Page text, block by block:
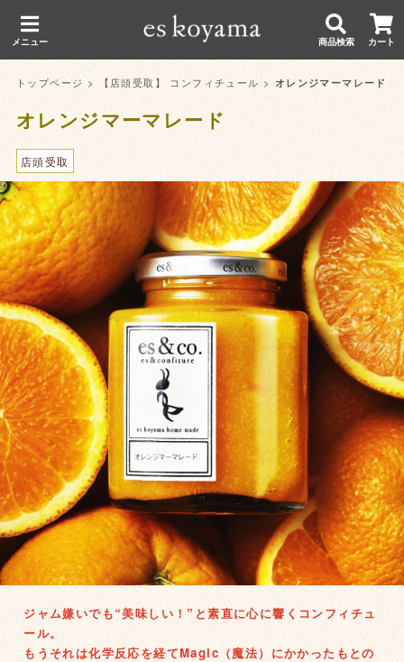
メニュー 商品検索 カート
トップページ > 【店頭受取】 コンフィチュール > オレンジマーマレード
オレンジマーマレード
店頭受取
ジャム嫌いでも“美味しい！”と素直に心に響くコンフィチュ
ール。
もうそれは化学反応を経てMagic（魔法）にかかったもとの